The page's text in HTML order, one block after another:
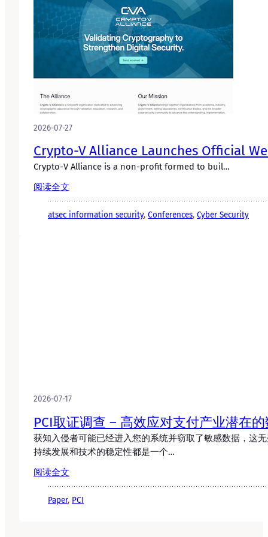
2026-07-27
Crypto-V Alliance Launches Official
Crypto-V Alliance is a non-profit formed to buil…
阅读全文
atsec information security, Conferences, Cyber Security
2026-07-17
PCI取证调查 – 高效应对支付产业潜在
获知入侵者可能已经进入您的系统并窃取了敏感数据，这
持续发展和技术的稳定性都是一个…
阅读全文
Paper, PCI